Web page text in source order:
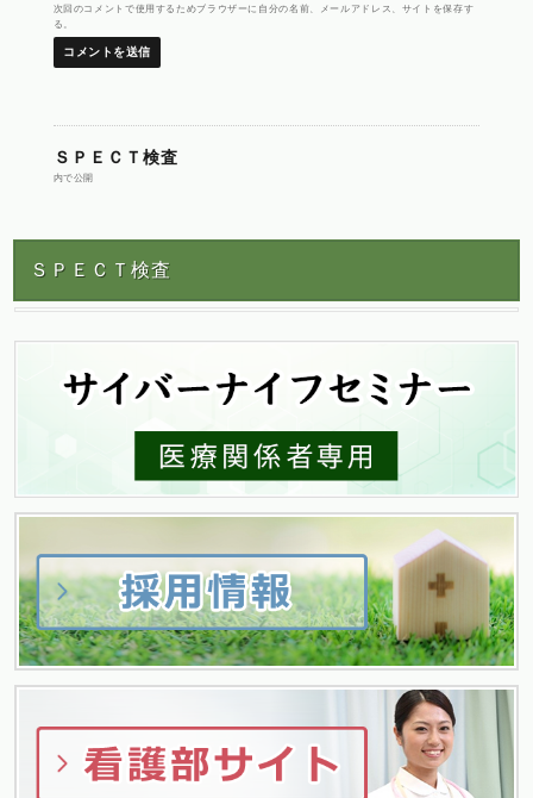
次回のコメントで使用するためブラウザーに自分の名前、メールアドレス、サイトを保存す
る。
投
稿
ナ
ビ
ー
シ
ョ
ン
ＳＰＥＣＴ検査
内で公開
ＳＰＥＣＴ検査